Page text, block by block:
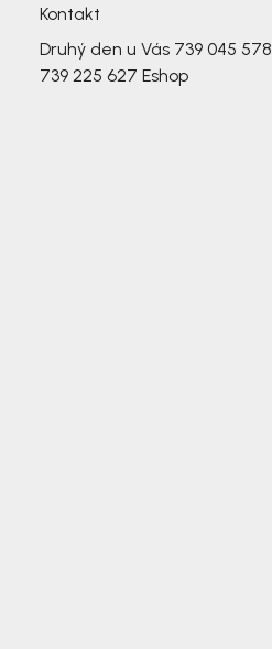
Kontakt
Druhý den u Vás 739 045 578
739 225 627 Eshop